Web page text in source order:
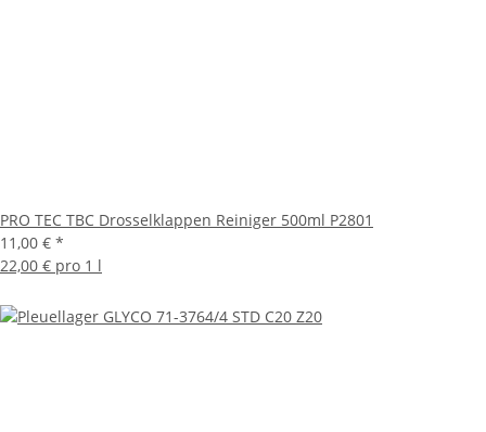
PRO TEC TBC Drosselklappen Reiniger 500ml P2801
11,00 € *
22,00 € pro 1 l